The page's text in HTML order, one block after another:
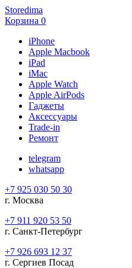
Storedima
Корзина 0
iPhone
Apple Macbook
iPad
iMac
Apple Watch
Apple AirPods
Гаджеты
Аксессуары
Trade-in
Ремонт
telegram
whatsapp
+7 925 030 50 30
г. Москва
+7 911 920 53 50
г. Санкт-Петербург
+7 926 693 12 37
г. Сергиев Посад